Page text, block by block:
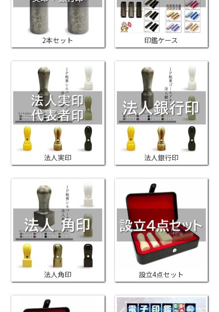
2本セット 印鑑ケース
法人実印 法人銀行印
法人角印 設立4点セット